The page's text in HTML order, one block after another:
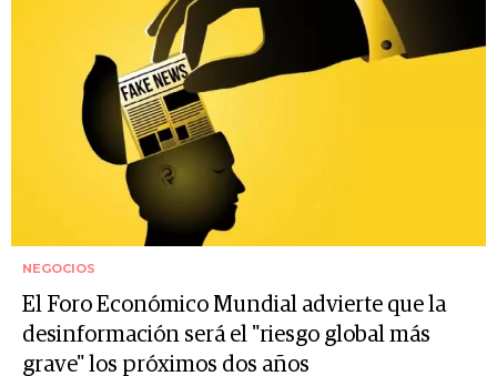
NEGOCIOS
El Foro Económico Mundial advierte que la
desinformación será el "riesgo global más
grave" los próximos dos años